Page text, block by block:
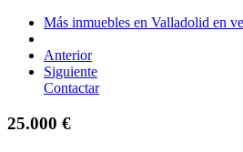
Más inmuebles en Valladolid en
Anterior
Siguiente
Contactar
25.000 €